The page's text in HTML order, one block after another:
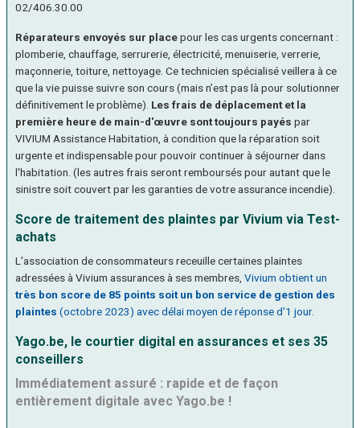
02/406.30.00
Réparateurs envoyés sur placepour les cas urgents concernant :
plomberie, chauffage, serrurerie, électricité, menuiserie, verrerie,
maçonnerie, toiture, nettoyage. Ce technicien spécialisé veillera à ce
que la vie puisse suivre son cours (mais n’est pas là pour solutionner
définitivement le problème). Les frais de déplacement et la
première heure de main-d'œuvre sont toujours payés par
VIVIUM Assistance Habitation, à condition que la réparation soit
urgente et indispensable pour pouvoir continuer à séjourner dans
l'habitation. (les autres frais seront remboursés pour autant que le
sinistre soit couvert par les garanties de votre assurance incendie).
Score de traitement des plaintes par Vivium via Test-
achats
L'association de consommateurs receuille certaines plaintes
adressées à Vivium assurances à ses membres, Vivium obtient un
très bon score de 85 points soit un bon service de gestion des
plaintes (octobre 2023) avec délai moyen de réponse d'1 jour.
Yago.be, le courtier digital en assurances et ses 35
conseillers
Immédiatement assuré : rapide et de façon
entièrement digitale avec Yago.be !